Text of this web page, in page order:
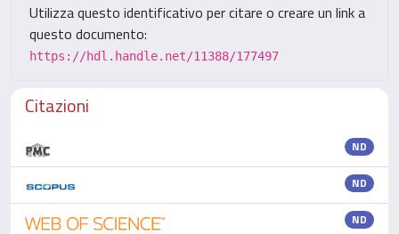
Utilizza questo identificativo per citare o creare un link a
questo documento:
https://hdl.handle.net/11388/177497
Citazioni
ND
ND
ND